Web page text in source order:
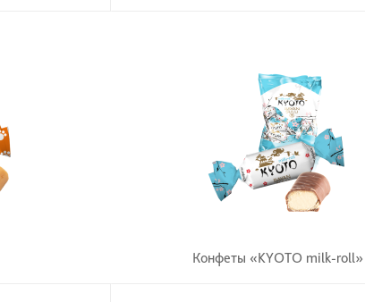
Конфеты «KYOTO milk-roll»